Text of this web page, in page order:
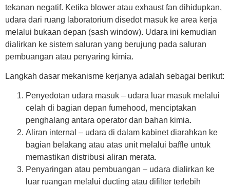
tekanan negatif. Ketika blower atau exhaust fan dihidupkan,
udara dari ruang laboratorium disedot masuk ke area kerja
melalui bukaan depan (sash window). Udara ini kemudian
dialirkan ke sistem saluran yang berujung pada saluran
pembuangan atau penyaring kimia.
Langkah dasar mekanisme kerjanya adalah sebagai berikut:
Penyedotan udara masuk – udara luar masuk melalui
celah di bagian depan fumehood, menciptakan
penghalang antara operator dan bahan kimia.
Aliran internal – udara di dalam kabinet diarahkan ke
bagian belakang atau atas unit melalui baffle untuk
memastikan distribusi aliran merata.
Penyaringan atau pembuangan – udara dialirkan ke
luar ruangan melalui ducting atau difilter terlebih